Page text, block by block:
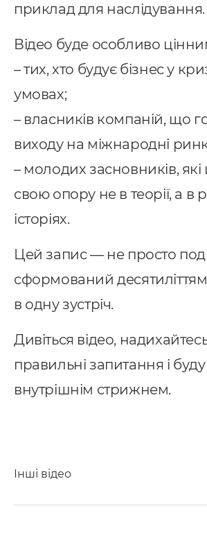
приклад для наслідування.
Відео буде особливо
– тих, хто будує бізнес у
умовах;
– власників компаній, що
виходу на міжнародні
– молодих засновників,
свою опору не в теорії, а в
історіях.
Цей запис — не просто
сформований
в одну зустріч.
Дивіться відео,
правильні запитання і
внутрішнім стрижнем.
Інші відео